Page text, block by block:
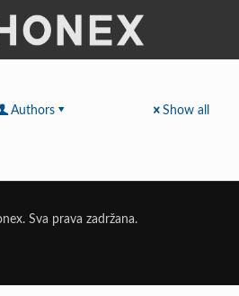
Authors Show all
Sva prava zadržana.